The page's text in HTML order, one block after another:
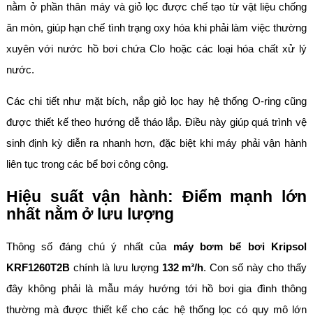
nằm ở phần thân máy và giỏ lọc được chế tạo từ vật liệu chống
ăn mòn, giúp hạn chế tình trạng oxy hóa khi phải làm việc thường
xuyên với nước hồ bơi chứa Clo hoặc các loại hóa chất xử lý
nước.
Các chi tiết như mặt bích, nắp giỏ lọc hay hệ thống O-ring cũng
được thiết kế theo hướng dễ tháo lắp. Điều này giúp quá trình vệ
sinh định kỳ diễn ra nhanh hơn, đặc biệt khi máy phải vận hành
liên tục trong các bể bơi công cộng.
Hiệu suất vận hành: Điểm mạnh lớn
nhất nằm ở lưu lượng
Thông số đáng chú ý nhất của máy bơm bể bơi Kripsol
KRF1260T2Bchính là lưu lượng 132 m³/h. Con số này cho thấy
đây không phải là mẫu máy hướng tới hồ bơi gia đình thông
thường mà được thiết kế cho các hệ thống lọc có quy mô lớn